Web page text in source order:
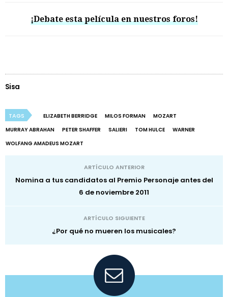
¡Debate esta película en nuestros foros!
Sisa
TAGS ELIZABETH BERRIDGE MILOS FORMAN
MOZART
MURRAY ABRAHAN
PETER SHAFFER SALIERI TOM HULCE
WARNER
WOLFANG AMADEUS MOZART
ARTÍCULO ANTERIOR
Nomina a tus candidatos al Premio Personaje antes del
6 de noviembre 2011
ARTÍCULO SIGUIENTE
¿Por qué no mueren los musicales?